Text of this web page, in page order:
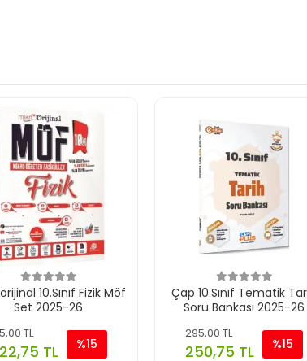
10.Sınıf Fizik Möf
Set 2025-26
TL
TL %15
Çap 10.Sınıf Tematik
Soru Bankası 2025-26
295,00 TL
250,75 TL %15